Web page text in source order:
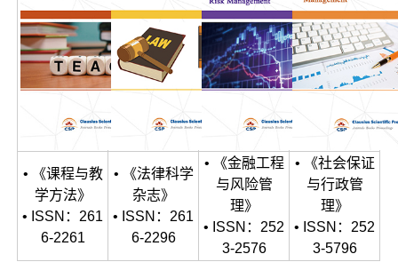
• 《课程与教
学方法》
• ISSN：261
6-2261
• 《法律科学
杂志》
• ISSN：261
6-2296
• 《金融工程
与风险管
理》
• ISSN：252
3-2576
• 《社会保证
与行政管
理》
• ISSN：252
3-5796